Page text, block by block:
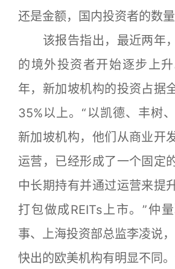
还是金额，国内投资者的数量
该报告指出，最近两年
的境外投资者开始逐步上
年，新加坡机构的投资占据
35%以上。“以凯德、丰树
新加坡机构，他们从商业开
运营，已经形成了一个固定
中长期持有并通过运营来提
打包做成REITs上市。”仲
事、上海投资部总监李凌说
快出的欧美机构有明显不同